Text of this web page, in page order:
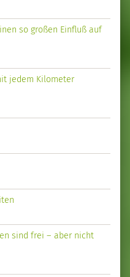
so großen Einfluß auf
jedem Kilometer
sind frei – aber nicht